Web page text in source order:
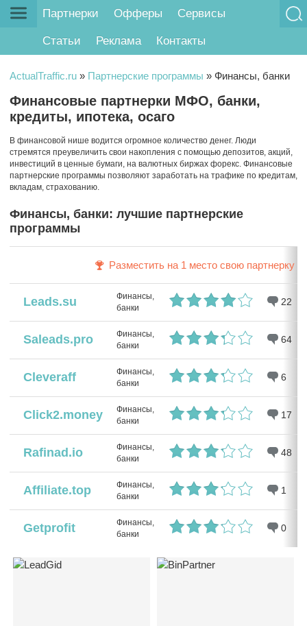
Партнерки Офферы Сервисы
Статьи Реклама Контакты
ActualTraffic.ru » Партнерские программы » Финансы, банки
Финансовые партнерки МФО, банки,
кредиты, ипотека, осаго
В финансовой нише водится огромное количество денег. Люди
стремятся преувеличить свои накопления с помощью депозитов, акций,
инвестиций в ценные бумаги, на валютных биржах форекс. Финансовые
партнерские программы позволяют заработать на трафике по кредитам,
вкладам, страхованию.
Финансы, банки: лучшие партнерские
программы
Разместить на 1 место свою партнерку
Leads.su
Финансы,
банки
22
Saleads.pro
Финансы,
банки
64
Cleveraff
Финансы,
банки
6
Click2.money
Финансы,
банки
17
Rafinad.io
Финансы,
банки
48
Affiliate.top
Финансы,
банки
1
Getprofit
Финансы,
банки
0